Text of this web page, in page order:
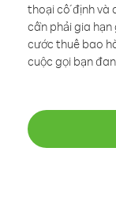
thoại cố định và
cần phải gia
cước thuê bao
cuộc gọi bạn